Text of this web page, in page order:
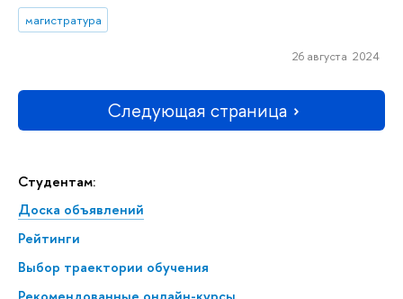
Студентам:
Доска объявлений
Рейтинги
Выбор траектории обучения
магистратура
26 августа 2024
Следующая страница